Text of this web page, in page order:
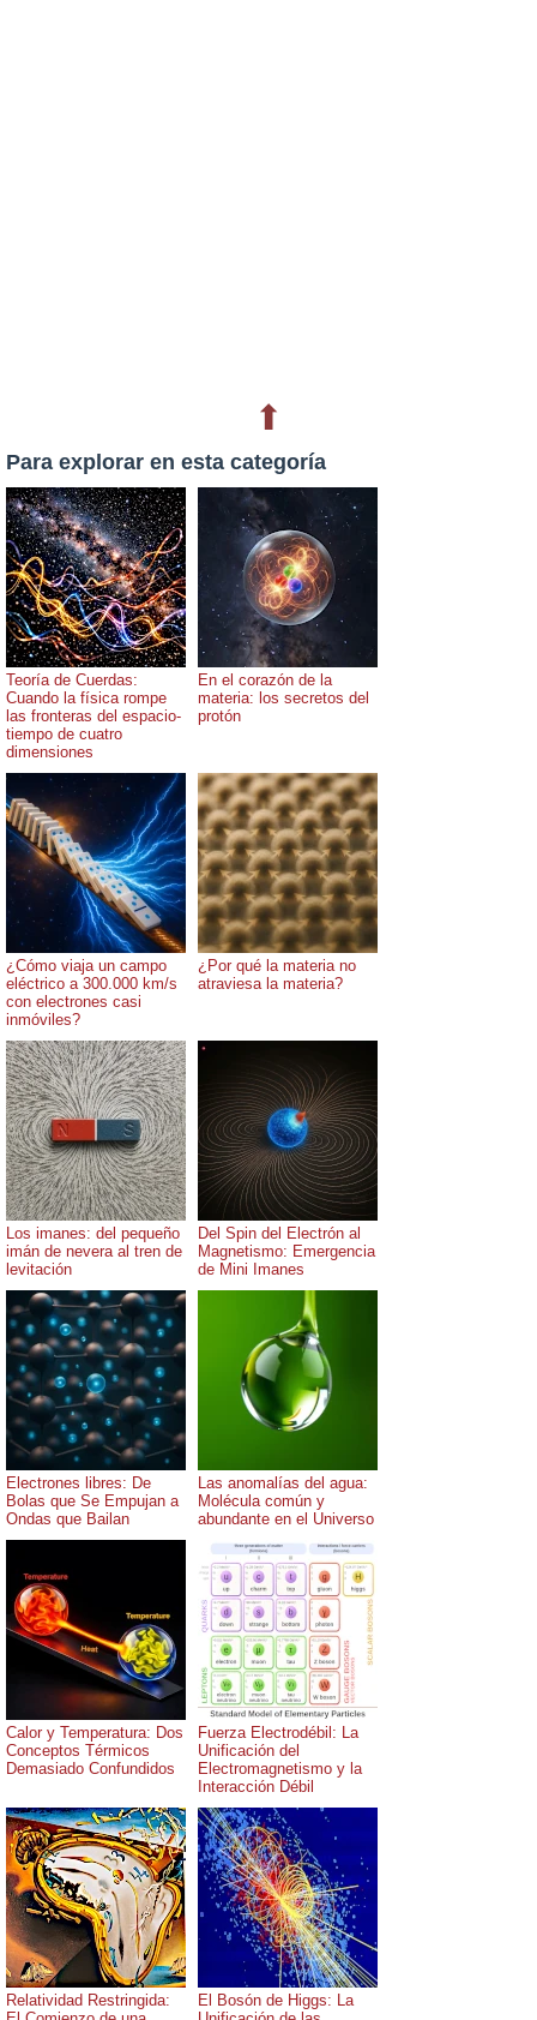
⬆
Para explorar en esta categoría
Teoría de Cuerdas:
Cuando la física rompe
las fronteras del espacio-
tiempo de cuatro
dimensiones
En el corazón de la
materia: los secretos del
protón
¿Cómo viaja un campo
eléctrico a 300.000 km/s
con electrones casi
inmóviles?
¿Por qué la materia no
atraviesa la materia?
Los imanes: del pequeño
imán de nevera al tren de
levitación
Del Spin del Electrón al
Magnetismo: Emergencia
de Mini Imanes
Electrones libres: De
Bolas que Se Empujan a
Ondas que Bailan
Las anomalías del agua:
Molécula común y
abundante en el Universo
Calor y Temperatura: Dos
Conceptos Térmicos
Demasiado Confundidos
Fuerza Electrodébil: La
Unificación del
Electromagnetismo y la
Interacción Débil
Relatividad Restringida:
El Bosón de Higgs: La